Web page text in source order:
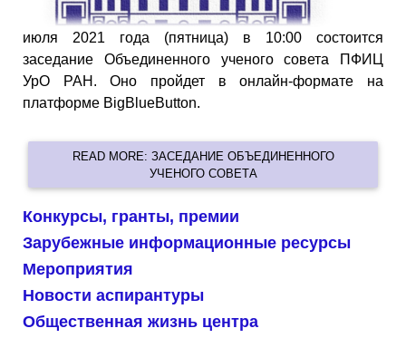
июля 2021 года (пятница) в 10:00 состоится
заседание Объединенного ученого совета ПФИЦ
УрО РАН. Оно пройдет в онлайн-формате на
платформе BigBlueButton.
READ MORE: ЗАСЕДАНИЕ ОБЪЕДИНЕННОГО
УЧЕНОГО СОВЕТА
Конкурсы, гранты, премии
Зарубежные информационные ресурсы
Мероприятия
Новости аспирантуры
Общественная жизнь центра